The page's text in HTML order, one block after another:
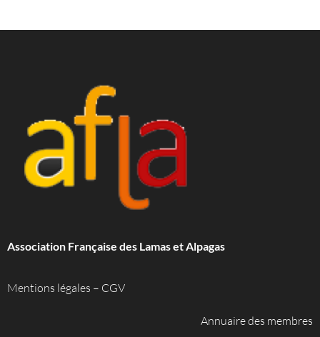
Association Française des Lamas et Alpagas
Mentions légales – CGV
Annuaire des membres